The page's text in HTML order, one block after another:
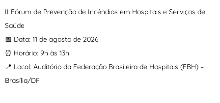
II Fórum de Prevenção de Incêndios em Hospitais e Serviços de
Saúde
📅 Data: 11 de agosto de 2026
⏰ Horário: 9h às 13h
📍 Local: Auditório da Federação Brasileira de Hospitais (FBH) –
Brasília/DF